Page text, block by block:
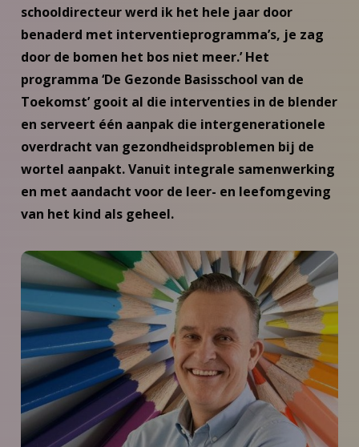
schooldirecteur werd ik het hele jaar door
benaderd met interventieprogramma’s, je zag
door de bomen het bos niet meer.’ Het
programma ‘De Gezonde Basisschool van de
Toekomst’ gooit al die interventies in de blender
en serveert één aanpak die intergenerationele
overdracht van gezondheidsproblemen bij de
wortel aanpakt. Vanuit integrale samenwerking
en met aandacht voor de leer- en leefomgeving
van het kind als geheel.